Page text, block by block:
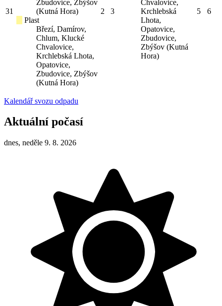
31
Zbudovice, Zbýšov
(Kutná Hora)
Plast
Březí, Damírov,
Chlum, Klucké
Chvalovice,
Krchlebská Lhota,
Opatovice,
Zbudovice, Zbýšov
(Kutná Hora)
2 3
Chvalovice,
Krchlebská
Lhota,
Opatovice,
Zbudovice,
Zbýšov (Kutná
Hora)
5 6
Kalendář svozu odpadu
Aktuální počasí
dnes, neděle 9. 8. 2026